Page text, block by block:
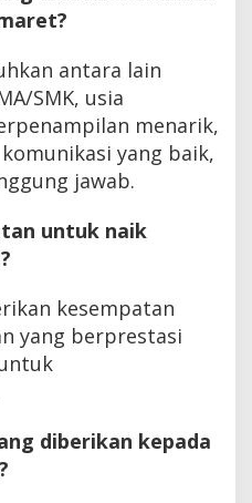
antara lain
SMK, usia
menarik,
yang baik,
jawab.
untuk naik
kesempatan
yang berprestasi
diberikan kepada